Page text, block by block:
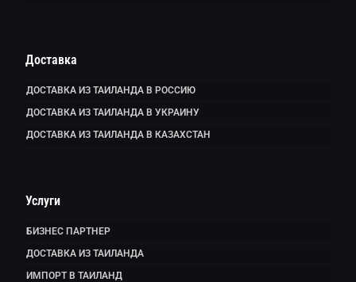
Доставка
ДОСТАВКА ИЗ ТАИЛАНДА В РОССИЮ
ДОСТАВКА ИЗ ТАИЛАНДА В УКРАИНУ
ДОСТАВКА ИЗ ТАИЛАНДА В КАЗАХСТАН
Услуги
БИЗНЕС ПАРТНЕР
ДОСТАВКА ИЗ ТАИЛАНДА
ИМПОРТ В ТАИЛАНД